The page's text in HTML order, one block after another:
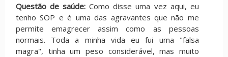
Questão de saúde: Como disse uma vez aqui, eu
tenho SOP e é uma das agravantes que não me
permite emagrecer assim como as pessoas
normais. Toda a minha vida eu fui uma "falsa
magra", tinha um peso considerável, mas muito